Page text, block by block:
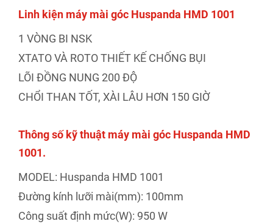
Linh kiện máy mài góc Huspanda HMD 1001
1 VÒNG BI NSK
XTATO VÀ ROTO THIẾT KẾ CHỐNG BỤI
LÕI ĐỒNG NUNG 200 ĐỘ
CHỔI THAN TỐT, XÀI LÂU HƠN 150 GIỜ
Thông số kỹ thuật máy mài góc Huspanda HMD
1001.
MODEL: Huspanda HMD 1001
Đường kính lưỡi mài(mm): 100mm
Công suất định mức(W): 950 W